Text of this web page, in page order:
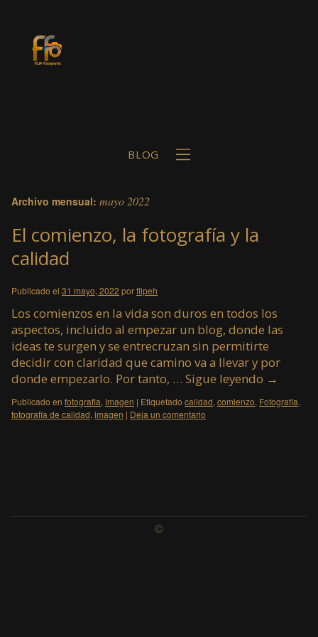
BLOG
Archivo mensual: mayo 2022
El comienzo, la fotografía y la
calidad
Publicado el 31 mayo, 2022 porflipeh
Los comienzos en la vida son duros en todos los
aspectos, incluido al empezar un blog, donde las
ideas te surgen y se entrecruzan sin permitirte
decidir con claridad que camino va a llevar y por
donde empezarlo. Por tanto, … Sigue leyendo →
Publicado en fotografia, Imagen | Etiquetado calidad, comienzo, Fotografía,
fotografía de calidad, imagen | Deja un comentario